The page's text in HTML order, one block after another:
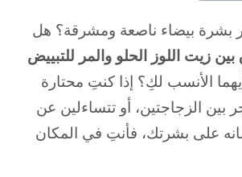
بشرة بيضاء ناصعة ومشرقة؟ هل
بين زيت اللوز الحلو والمر للتبييض
الأنسب لكِ؟ إذا كنتِ محتارة
بين الزجاجتين، أو تتساءلين عن
على بشرتك، فأنتِ في المكان